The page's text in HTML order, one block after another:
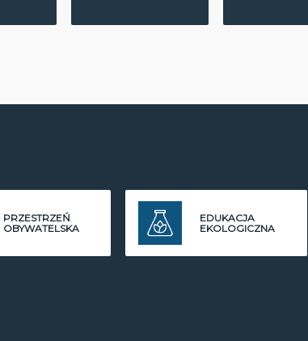
PRZESTRZEŃ
OBYWATELSKA
EDUKACJA
EKOLOGICZNA